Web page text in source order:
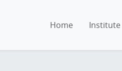
Home Institute